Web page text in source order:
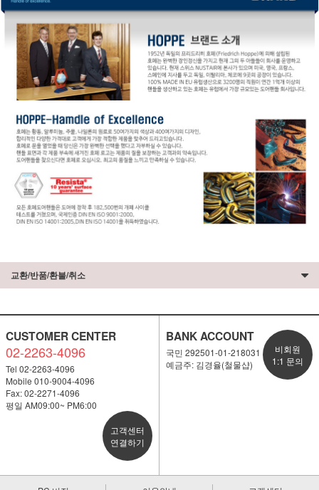
교환/반품/환불/취소
CUSTOMER CENTER
02-2263-4096
Tel 02-2263-4096
Mobile 010-9004-4096
Fax: 02-2271-4096
평일 AM09:00~ PM6:00
고객센터
연결하기
BANK ACCOUNT
국민 292501-01-218031
예금주: 김경율(철물샵)
비회원
1:1 문의